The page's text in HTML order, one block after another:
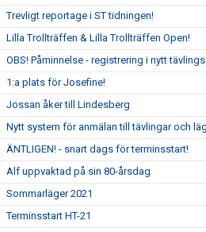
Trevligt reportage i ST tidningen!
Lilla Trollträffen & Lilla Trollträffen Open!
OBS! Påminnelse - registrering i nytt
1:a plats för Josefine!
Jossan åker till Lindesberg
Nytt system för anmälan till tävlingar och
ÄNTLIGEN! - snart dags för terminsstart!
Alf uppvaktad på sin 80-årsdag
Sommarläger 2021
Terminsstart HT-21